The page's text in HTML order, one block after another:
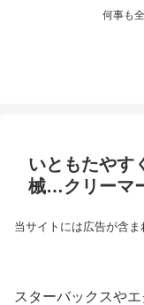
何事も
いともたやす
械…クリーマ
当サイトには広告が含ま
スターバックスや